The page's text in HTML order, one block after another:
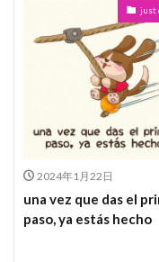
just
2024年1月22日
una vez que das el
paso, ya estás hecho